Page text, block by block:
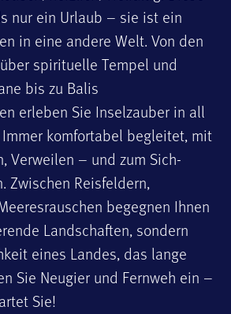
nur ein Urlaub – sie ist ein
in eine andere Welt. Von den
spirituelle Tempel und
bis zu Balis
erleben Sie Inselzauber in all
komfortabel begleitet, mit
Verweilen – und zum Sich-
Zwischen Reisfeldern,
begegnen Ihnen
Landschaften, sondern
eines Landes, das lange
Sie Neugier und Fernweh ein –
Sie!